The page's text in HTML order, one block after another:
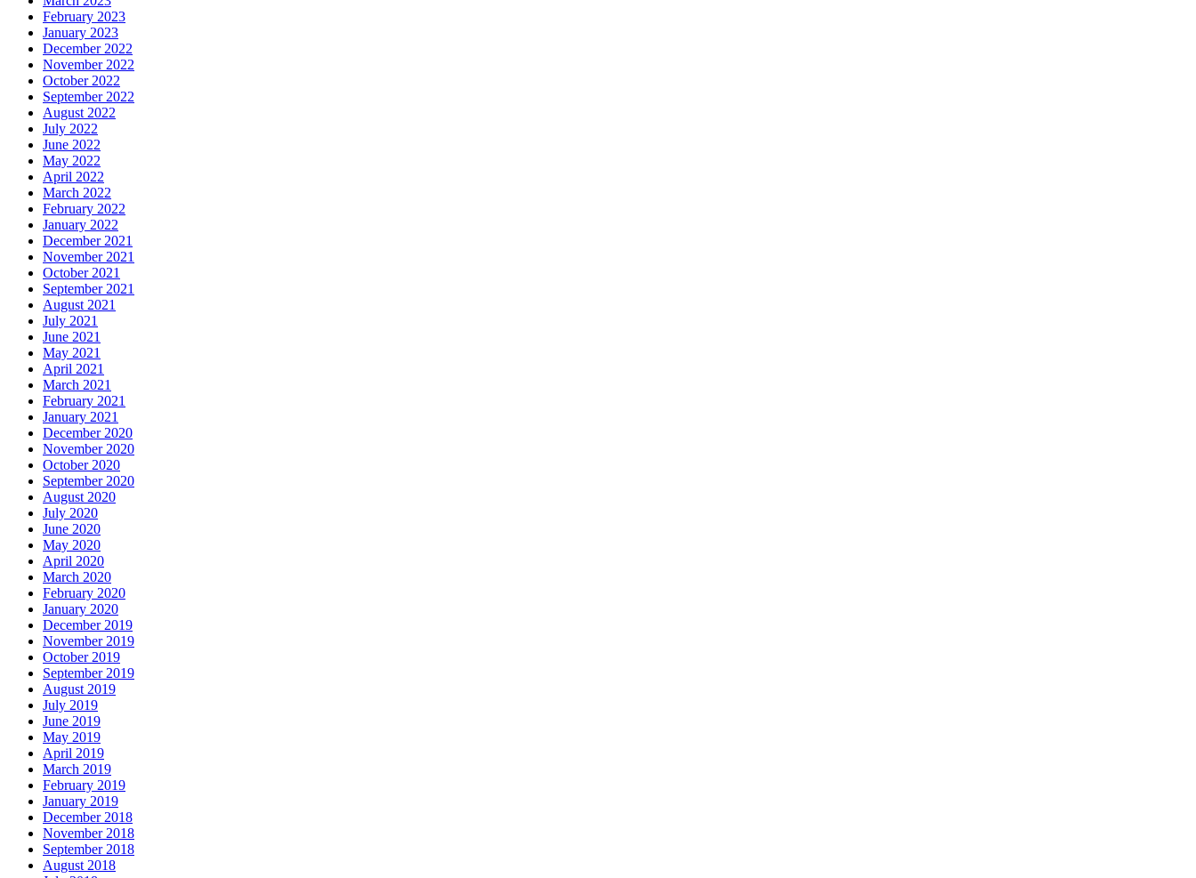
February 2023
January 2023
December 2022
November 2022
October 2022
September 2022
August 2022
July 2022
June 2022
May 2022
April 2022
March 2022
February 2022
January 2022
December 2021
November 2021
October 2021
September 2021
August 2021
July 2021
June 2021
May 2021
April 2021
March 2021
February 2021
January 2021
December 2020
November 2020
October 2020
September 2020
August 2020
July 2020
June 2020
May 2020
April 2020
March 2020
February 2020
January 2020
December 2019
November 2019
October 2019
September 2019
August 2019
July 2019
June 2019
May 2019
April 2019
March 2019
February 2019
January 2019
December 2018
November 2018
September 2018
August 2018